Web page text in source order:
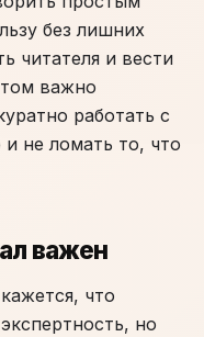
без лишних
читателя и вести
важно
работать с
не ломать то, что
важен
что
но